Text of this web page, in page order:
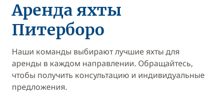
Аренда яхты
Питерборо
Наши команды выбирают лучшие яхты для
аренды в каждом направлении. Обращайтесь,
чтобы получить консультацию и индивидуальные
предложения.